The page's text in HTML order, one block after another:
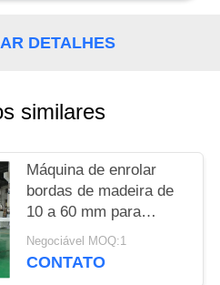
DETALHES
similares
Máquina de enrolar
bordas de madeira de
10 a 60 mm para
operação contínua
Negociável MOQ:1
CONTATO